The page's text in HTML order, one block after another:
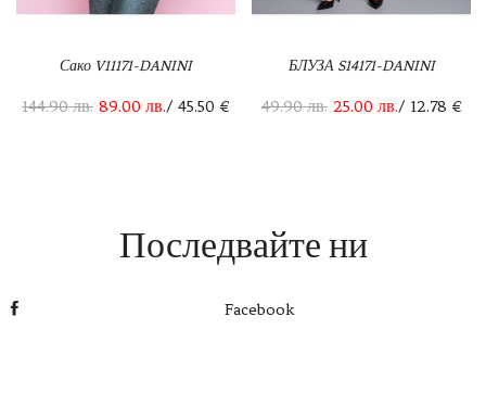
Сако V11171-DANINI
144.90лв. 89.00 лв./ 45.50 €
БЛУЗА S14171-DANINI
49.90лв. 25.00 лв./ 12.78 €
Последвайте ни
Facebook